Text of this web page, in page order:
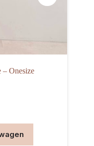
– Onesize